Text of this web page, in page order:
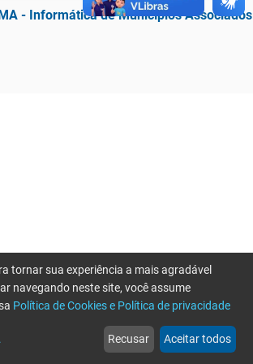
- Informática de Municípios Associados
web
Notícias
more_horiz
Mais
tornar sua experiência a mais agradável
navegando neste site, você assume
Política de Cookies e Política de privacidade
Recusar Aceitar todos
por favor tente novamente